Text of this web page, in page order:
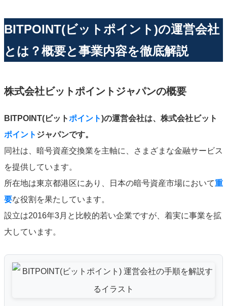
BITPOINT(ビットポイント)の運営会社
とは？概要と事業内容を徹底解説
株式会社ビットポイントジャパンの概要
BITPOINT(ビットポイント)の運営会社は、 株式会社ビット
ポイント ジャパンです。
同社は、暗号資産交換業を主軸に、さまざまな金融サービス
を提供しています。
所在地は東京都港区にあり、日本の暗号資産市場において重
要な役割を果たしています。
設立は2016年3月と比較的若い企業ですが、着実に事業を拡
大しています。